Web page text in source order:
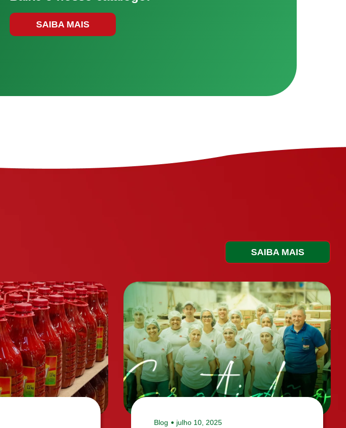
SAIBA MAIS
SAIBA MAIS
Blog julho 10, 2025